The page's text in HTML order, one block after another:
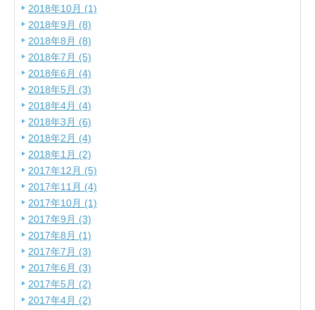
2018年10月 (1)
2018年9月 (8)
2018年8月 (8)
2018年7月 (5)
2018年6月 (4)
2018年5月 (3)
2018年4月 (4)
2018年3月 (6)
2018年2月 (4)
2018年1月 (2)
2017年12月 (5)
2017年11月 (4)
2017年10月 (1)
2017年9月 (3)
2017年8月 (1)
2017年7月 (3)
2017年6月 (3)
2017年5月 (2)
2017年4月 (2)